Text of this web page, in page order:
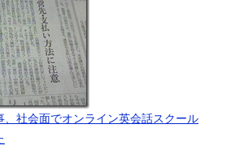
、社会面でオンライン英会話スクール